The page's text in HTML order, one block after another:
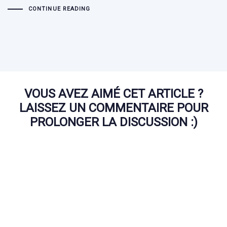
CONTINUE READING
VOUS AVEZ AIMÉ CET ARTICLE ?
LAISSEZ UN COMMENTAIRE POUR
PROLONGER LA DISCUSSION :)